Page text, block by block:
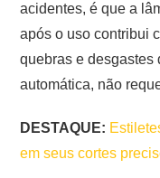
acidentes, é que a
após o uso contribui
quebras e desgastes
automática, não
DESTAQUE:
em seus cortes